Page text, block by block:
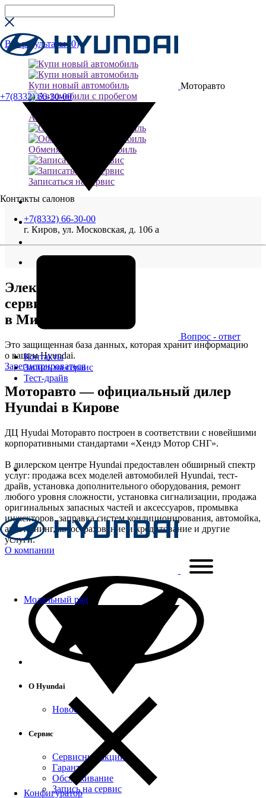
Все результаты (0)
Моторавто
+7(8332) 66-30-00
Контакты салонов
+7(8332) 66-30-00
г. Киров, ул. Московская, д. 106 а
Вопрос - ответ
Контакты
Запись на сервис
Тест-драйв
Модельный ряд
Конфигуратор
Купи новый автомобиль
Автомобили с пробегом
Обменяй свой автомобиль
Записаться на сервис
Электронная
сервисная книжка
в Мире Хёндэ
Это защищенная база данных, которая хранит информацию
о вашем Hyundai.
Зарегистрироваться
Моторавто — официальный дилер
Hyundai в Кирове
ДЦ Hyudai Моторавто построен в соответствии с новейшими
корпоративными стандартами «Хендэ Мотор СНГ».
В дилерском центре Hyundai предоставлен обширный спектр
услуг: продажа всех моделей автомобилей Hyundai, тест-
драйв, установка дополнительного оборудования, ремонт
любого уровня сложности, установка сигнализации, продажа
оригинальных запасных частей и аксессуаров, промывка
инжекторов, заправка систем кондиционирования, автомойка,
автотюнинг, автострахование и кредитование и другие
услуги.
О компании
О Hyundai
Новости
Сервис
Сервисные акции
Гарантия
Обслуживание
Запись на сервис